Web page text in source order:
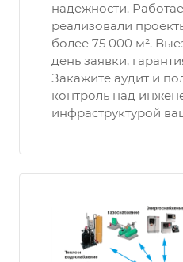
надежности.
реализовали
более 75 000 м².
день заявки,
Закажите аудит и
контроль над
инфраструктурой